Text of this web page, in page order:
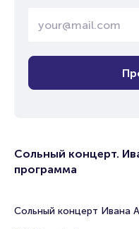
Сольный концерт.
программа
Сольный концерт Ивана